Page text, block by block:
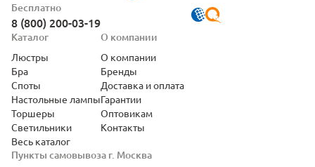
Бесплатно
8 (800) 200-03-19
Пункты самовывоза г. Москва
Каталог
Люстры
Бра
Споты
Настольные лампы
Торшеры
Светильники
Весь каталог
О компании
О компании
Бренды
Доставка и оплата
Гарантии
Оптовикам
Контакты